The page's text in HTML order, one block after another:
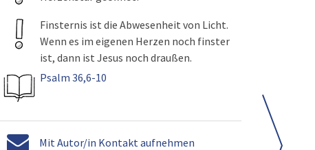
Finsternis ist die Abwesenheit von Licht.
Wenn es im eigenen Herzen noch finster
ist, dann ist Jesus noch draußen.
Psalm 36,6-10
Mit Autor/in Kontakt aufnehmen